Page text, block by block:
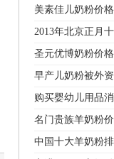
美素佳儿奶粉价
2013年北京正月
圣元优博奶粉价格
早产儿奶粉被外
购买婴幼儿用品
名门贵族羊奶粉
中国十大羊奶粉